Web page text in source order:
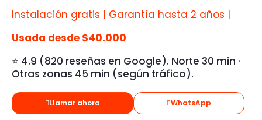
Instalación gratis | Garantía hasta 2 años |
Usada desde $40.000
⭐ 4.9 (820 reseñas en Google). Norte 30 min ·
Otras zonas 45 min (según tráfico).
Llamar ahora WhatsApp